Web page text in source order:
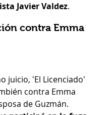
Javier Valdez.
contra Emma
juicio, 'El Licenciado'
contra Emma
de Guzmán.